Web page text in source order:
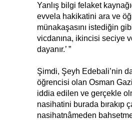
Yanlış bilgi felaket
evvela hakikatini ara ve
münakaşasını istediğin
vicdanına, ikincisi seciye
dayanır.’ ”
Şimdi, Şeyh Edebali’nin
öğrencisi olan Osman
iddia edilen ve gerçekle
nasihatini burada bırakıp
nasihatnâmeden